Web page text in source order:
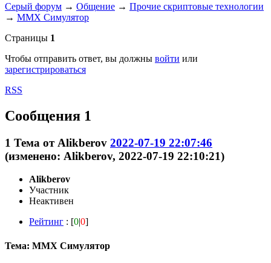
Серый форум → Общение → Прочие скриптовые технологии
→ MMX Симулятор
Страницы 1
Чтобы отправить ответ, вы должны войти или
зарегистрироваться
RSS
Сообщения 1
1 Тема от Alikberov 2022-07-19 22:07:46
(изменено: Alikberov, 2022-07-19 22:10:21)
Alikberov
Участник
Неактивен
Рейтинг : [0|0]
Тема: MMX Симулятор